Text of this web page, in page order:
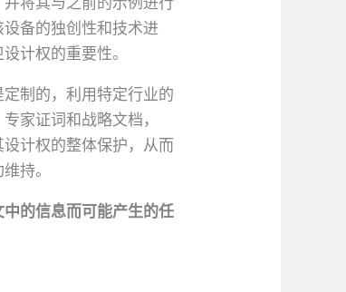
备的独创性和技术进
计权的重要性。
制的，利用特定行业的
家证词和战略文档，
计权的整体保护，从而
持。
的信息而可能产生的任